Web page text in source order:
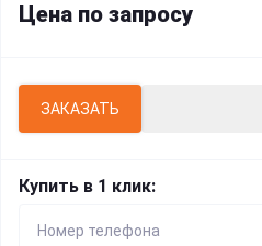
Цена по запросу
ЗАКАЗАТЬ
Купить в 1 клик: